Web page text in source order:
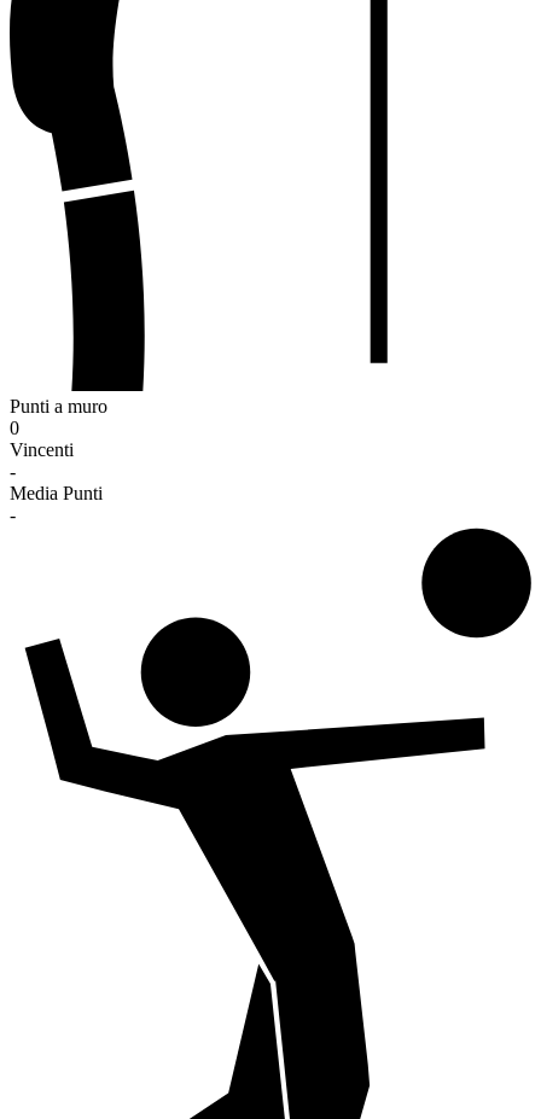
Punti a muro
0
Vincenti
-
Media Punti
-